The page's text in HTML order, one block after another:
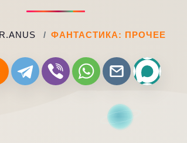
ФАНТАСТИКА: ПРОЧЕЕ